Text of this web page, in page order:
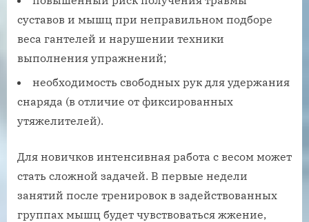
суставов и мышц при неправильном подборе
веса гантелей и нарушении техники
выполнения упражнений;
необходимость свободных рук для удержания
снаряда (в отличие от фиксированных
утяжелителей).
Для новичков интенсивная работа с весом может
стать сложной задачей. В первые недели
занятий после тренировок в задействованных
группах мышц будет чувствоваться жжение,